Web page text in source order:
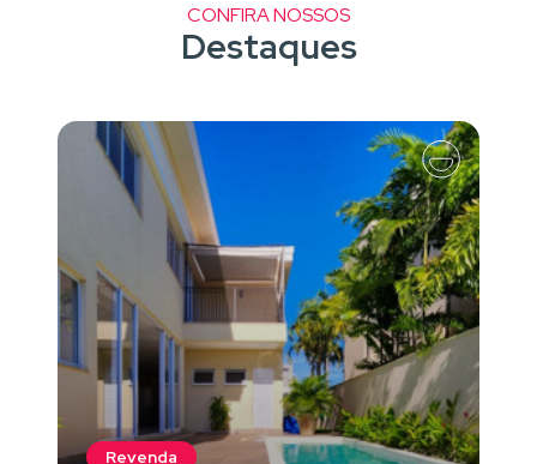
CONFIRA NOSSOS
Destaques
Revenda